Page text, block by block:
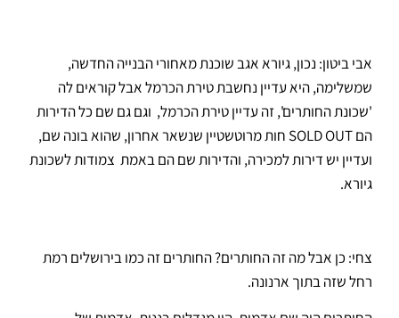
אבי ביטון: נכון, גיורא אגב שוכנת מאחורי הבנייה החדשה,
שמשלימה, היא עדיין נחשבת טירת הכרמל אבל קוראים לה
'שכונת החותרים', זה עדיין טירת הכרמל, וגם גם שם כל הדירות
הם SOLD OUT חות מרוטשטיין שנשאר אחרון, שהוא בונה שם,
ועדיין יש דירות למכירה, והדירות שם הם באמת צמודות לשכונת
גיורא.
צחי: כן אבל מה זה החותרים? החותרים זה כמו בירושלים רמת
רחל שזה בתוך ארנונה.